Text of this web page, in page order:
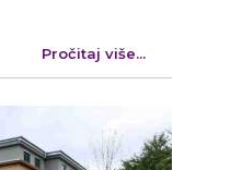
Pročitaj više...